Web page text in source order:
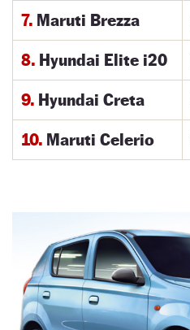
7. Maruti Brezza
8. Hyundai Elite i20
9. Hyundai Creta
10. Maruti Celerio